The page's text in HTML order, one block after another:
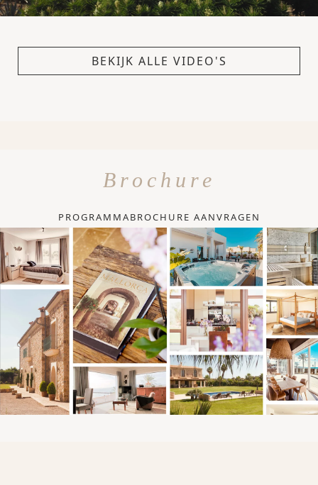
BEKIJK ALLE VIDEO'S
Brochure
PROGRAMMABROCHURE AANVRAGEN